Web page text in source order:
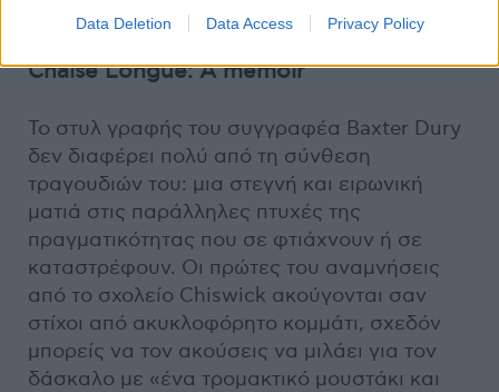
Data Deletion Data Access Privacy Policy
δόση μελωδίας».
Chaise Longue: A memoir
Το στυλ γραφής του συγγραφέα Baxter Dury
δεν διαφέρει πολύ από τη σύνθεση
τραγουδιών του: μια στεγνή και ειρωνική
ματιά στις παράλληλες πτυχές της
πραγματικότητας που σε φτιάχνουν ή σε
καταστρέφουν. Οι πρώτες του αναμνήσεις
από το σχολείο Chiswick ακούγονται σαν
στίχοι από ακυκλοφόρητο κομμάτι, σχεδόν
μπορείς να τον ακούσεις να μιλάει για τον
δάσκαλο με «ένα τρομακτικό μουστάκι και